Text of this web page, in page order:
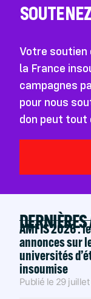
Votre
la France
campagnes
pour nous
don peut tout
AMFIS 2026 :
annonces sur
universités
insoumise
Publié le 29